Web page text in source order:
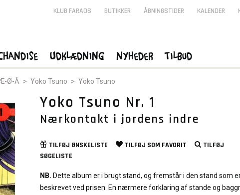
Ø-Å > Yoko Tsuno > Yoko Tsuno
Yoko Tsuno Nr. 1
Nærkontakt i jordens indre
TILFØJ ØNSKELISTE TILFØJ SOM FAVORIT
TILFØJ
SØGELISTE
NB. Dette album er i brugt stand, og fremstår i den stand som
beskrevet ved prisen. En nærmere forklaring af stande og
KLUB FARAOS BUTIKKER ÅBNINGSTIDER KALENDER
Udklædning Nyheder Tilbud